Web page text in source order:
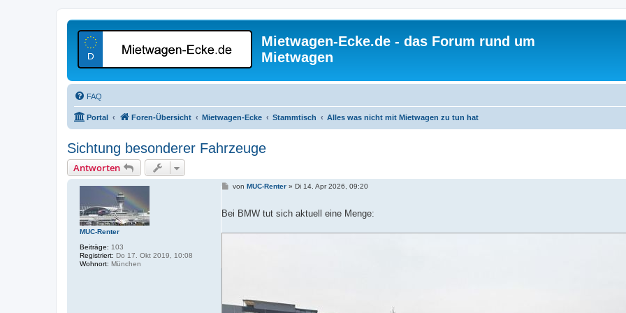
Mietwagen-Ecke.de - das Forum rund um
Mietwagen
FAQ
Portal Foren-Übersicht Mietwagen-Ecke Stammtisch Alles was nicht mit Mietwagen zu tun hat
Sichtung besonderer Fahrzeuge
Antworten
MUC-Renter
Beiträge: 103
Registriert: Do 17. Okt 2019, 10:08
Wohnort: München
B
t
r
g
von MUC-Renter» Di 14. Apr 2026, 09:20
Bei BMW tut sich aktuell eine Menge: